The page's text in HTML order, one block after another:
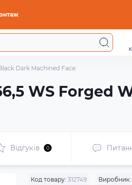
Dark Machined Face
WS Forged
Відгуків 0
Код товару: 312749 Виробник: